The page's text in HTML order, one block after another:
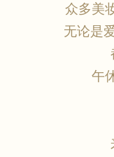
众多美
无论是
午